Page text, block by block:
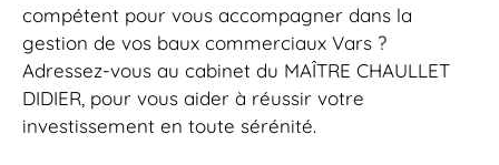
compétent pour vous accompagner dans la
gestion de vos baux commerciaux Vars ?
Adressez-vous au cabinet du MAÎTRE CHAULLET
DIDIER, pour vous aider à réussir votre
investissement en toute sérénité.